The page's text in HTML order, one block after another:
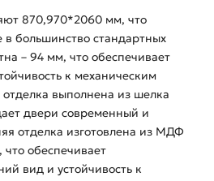
870,970*2060 мм, что
в большинство стандартных
– 94 мм, что обеспечивает
к механическим
выполнена из шелка
двери современный и
отделка изготовлена из МДФ
обеспечивает
вид и устойчивость к